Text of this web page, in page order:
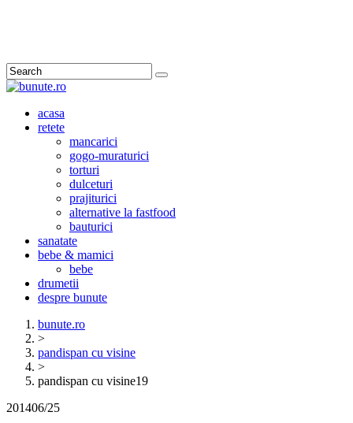
Search
acasa
retete
mancarici
gogo-muraturici
torturi
dulceturi
prajiturici
alternative la fastfood
bauturici
sanatate
bebe & mamici
bebe
drumetii
despre bunute
bunute.ro
>
pandispan cu visine
>
pandispan cu visine19
201406/25